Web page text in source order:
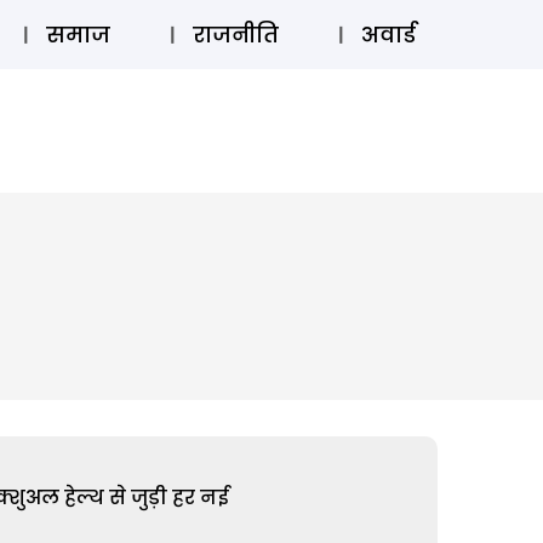
लॉग इन ⚲ SUBSCRIBE
समाज राजनीति अवार्ड
हेल्थ से जुड़ी हर नई